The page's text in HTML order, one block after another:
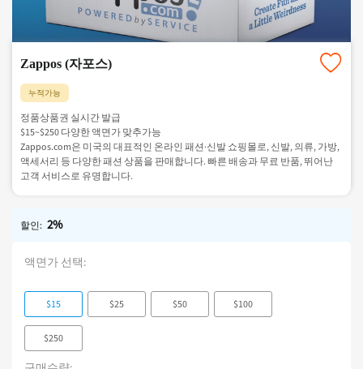
Zappos (자포스)
누적가능
정품상품권 실시간 발급
$15~$250 다양한 액면가 맞추가능
Zappos.com은 미국의 대표적인 온라인 패션·신발 쇼핑몰로, 신발, 의류, 가방,
액세서리 등 다양한 패션 상품을 판매합니다. 빠른 배송과 무료 반품, 뛰어난
고객 서비스로 유명합니다.
할인: 2%
액면가 선택:
$15 $25 $50 $100
$250